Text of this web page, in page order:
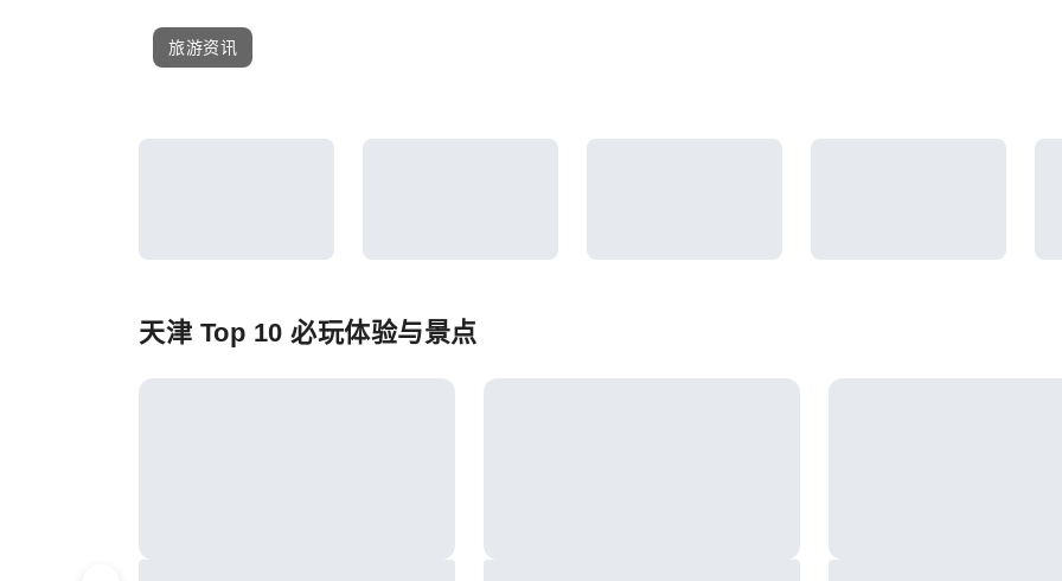
旅游资讯
天津 Top 10 必玩体验与景点